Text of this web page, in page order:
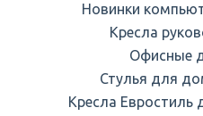
Новинки
Кресла
Офисные
Стулья для
Кресла Евростиль